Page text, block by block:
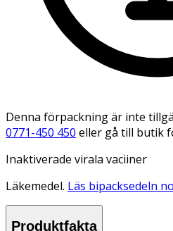
Denna förpackning är inte
0771-450 450 eller gå till butik
Inaktiverade virala vaciiner
Läkemedel. Läs bipacksedeln
Produktfakta